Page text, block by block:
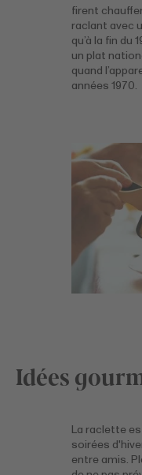
firent
raclant avec
qu’à la fin du
un plat
quand
années 1970.
Idées
La raclette
soirées
entre amis.